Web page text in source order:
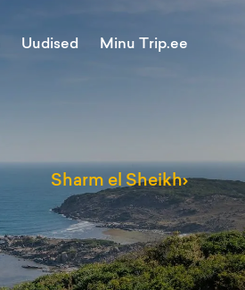
Uudised Minu Trip.ee
Sharm el Sheikh›